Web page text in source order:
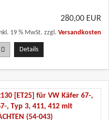
280,00 EUR
19 % MwSt. zzgl. Versandkosten
Details